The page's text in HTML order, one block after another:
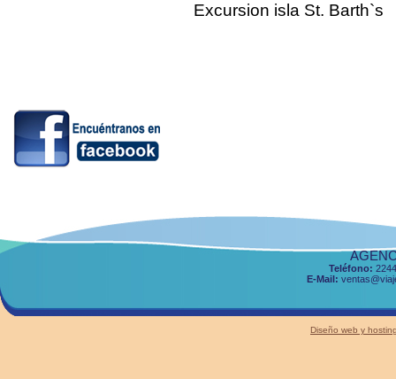
Excursion isla St. Barth`s
Teléfono:
E-Mail:
Diseño web y